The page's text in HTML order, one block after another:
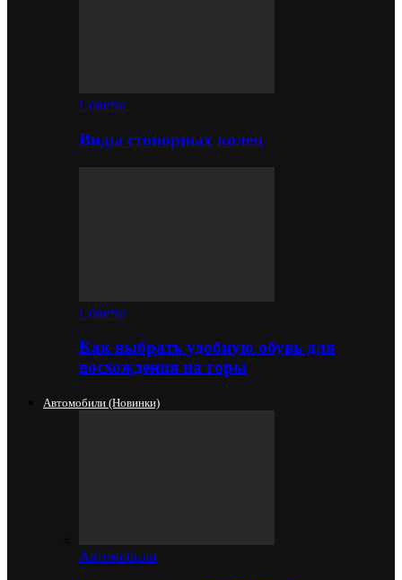
Советы
Виды стопорных колец
Советы
Как выбрать удобную обувь для
восхождения на горы
Автомобили (новинки)
Автомобили